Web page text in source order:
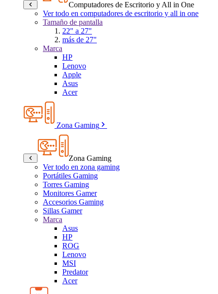
Computadores de Escritorio y All in One
Ver todo en computadores de escritorio y all in one
Tamaño de pantalla
22" a 27"
más de 27"
Marca
HP
Lenovo
Apple
Asus
Acer
Zona Gaming
Zona Gaming
Ver todo en zona gaming
Portátiles Gaming
Torres Gaming
Monitores Gamer
Accesorios Gaming
Sillas Gamer
Marca
Asus
HP
ROG
Lenovo
MSI
Predator
Acer